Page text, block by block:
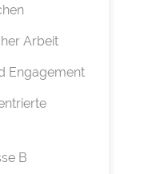
Arbeit
Engagement
B